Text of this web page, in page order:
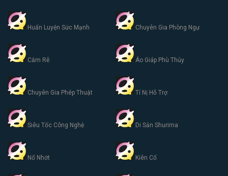
Huấn Luyện Sức Mạnh Chuyên Gia Phòng Ngự
Cắm Rễ Áo Giáp Phù Thủy
Chuyên Gia Phép Thuật Tí Nị Hỗ Trợ
Siêu Tốc Công Nghệ Di Sản Shurima
Nổ Nhớt Kiên Cố